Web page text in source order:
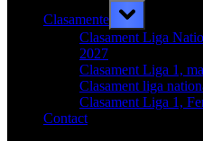
Clasamente
Toggle
sub-
menu
Clasament Liga
2027
Clasament Liga 1,
Clasament liga
Clasament Liga 1,
Contact